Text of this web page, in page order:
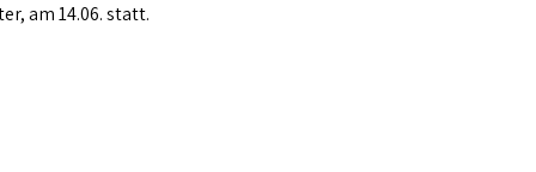
am 14.06. statt.